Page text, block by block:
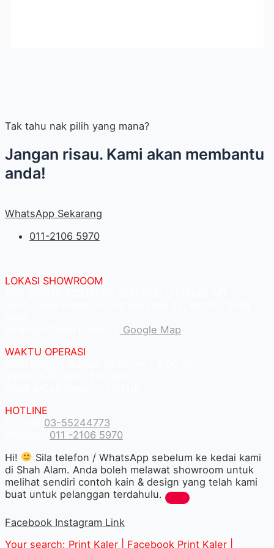
Tak tahu nak pilih yang mana?
Jangan risau. Kami akan membantu
anda!
WhatsApp Sekarang
011-2106 5970
LOKASI SHOWROOM
Google Map
WAKTU OPERASI
HOTLINE
03-55244773
011 -2106 5970
Hi!
Sila telefon / WhatsApp sebelum ke kedai kami
di Shah Alam. Anda boleh melawat showroom untuk
melihat sendiri contoh kain & design yang telah kami
buat untuk pelanggan terdahulu.
Facebook Instagram Link
Your search: Print Kaler | Facebook Print Kaler